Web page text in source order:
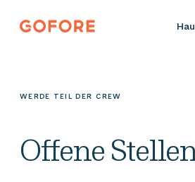
Zum
Inhalt
Gofore
in
WERDE TEIL DER CREW
Offene